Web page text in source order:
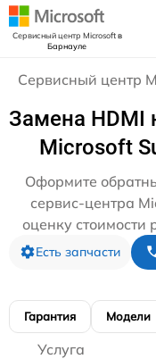
Сервисный центр Microsoftв
Барнауле
Сервисный центр
Замена HDMI
Microsoft
Оформите
сервис-центра
оценку стоимости
Есть запчасти
Гарантия Модели
Услуга